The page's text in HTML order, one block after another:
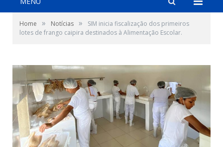
Home » Notícias »
SIM inicia fiscalização dos primeiros
lotes de frango caipira destinados à Alimentação Escolar.